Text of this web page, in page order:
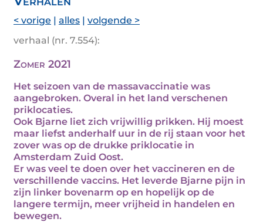
< vorige | alles | volgende >
verhaal (nr. 7.554):
Zomer 2021
Het seizoen van de massavaccinatie was
aangebroken. Overal in het land verschenen
priklocaties.
Ook Bjarne liet zich vrijwillig prikken. Hij moest
maar liefst anderhalf uur in de rij staan voor het
zover was op de drukke priklocatie in
Amsterdam Zuid Oost.
Er was veel te doen over het vaccineren en de
verschillende vaccins. Het leverde Bjarne pijn in
zijn linker bovenarm op en hopelijk op de
langere termijn, meer vrijheid in handelen en
bewegen.